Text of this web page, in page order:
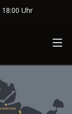
18:00 Uhr